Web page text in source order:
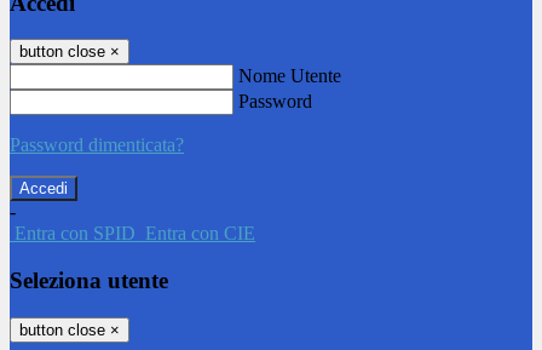
button close ×
Nome Utente
Password
Password dimenticata?
-
Entra con SPID Entra con CIE
Seleziona utente
button close ×